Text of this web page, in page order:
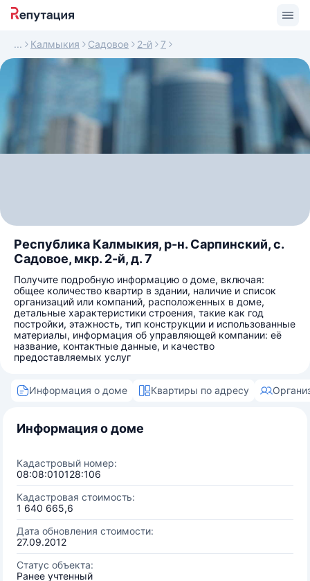
Калмыкия Садовое 2-й 7
Республика Калмыкия, р-н. Сарпинский, с.
Садовое, мкр. 2-й, д. 7
Получите подробную информацию о доме, включая:
общее количество квартир в здании, наличие и список
организаций или компаний, расположенных в доме,
детальные характеристики строения, такие как год
постройки, этажность, тип конструкции и использованные
материалы, информация об управляющей компании: её
название, контактные данные, и качество
предоставляемых услуг
Информация о доме Квартиры по адресу
Информация о доме
Кадастровый номер:
08:08:010128:106
Кадастровая стоимость:
1 640 665,6
Дата обновления стоимости:
27.09.2012
Статус объекта:
Ранее учтенный